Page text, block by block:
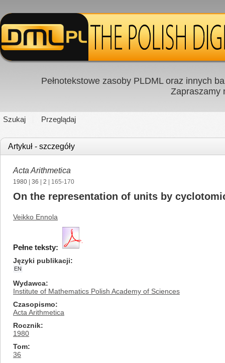
Pełnotekstowe zasoby PLDML oraz innych
Zapraszamy
Szukaj Przeglądaj
Artykuł - szczegóły
Acta Arithmetica
1980 36 2 | 165-170
On the representation of units by
Veikko Ennola
Pełne teksty:
Języki publikacji
EN
Wydawca
Institute of Mathematics Polish Academy of Sciences
Czasopismo
Acta Arithmetica
Rocznik
1980
Tom
36